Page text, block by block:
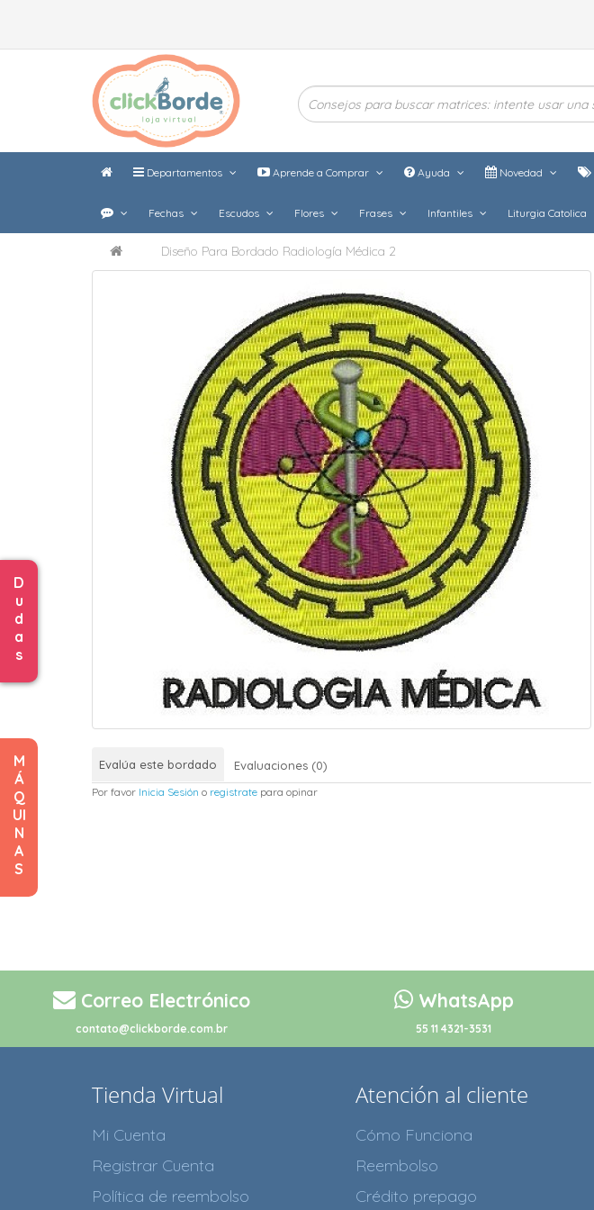
D
u
d
a
s
M
Á
Q
UI
N
A
S
Departamentos Aprende a Comprar Ayuda Novedad
Fechas Escudos Flores Frases Infantiles Liturgia Catolica
Diseño Para Bordado Radiología Médica 2
Evalúa este bordado Evaluaciones (0)
Por favor Inicia Sesión o registrate para opinar
Correo Electrónico
contato@clickborde.com.br
WhatsApp
55 11 4321-3531
Tienda Virtual
Mi Cuenta
Registrar Cuenta
Política de reembolso
Atención al cliente
Cómo Funciona
Reembolso
Crédito prepago